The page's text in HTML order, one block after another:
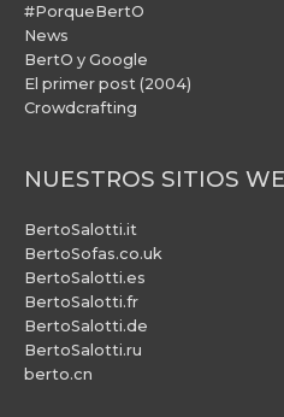
#PorqueBertO
News
BertO y Google
El primer post (2004)
Crowdcrafting
NUESTROS SITIOS
BertoSalotti.it
BertoSofas.co.uk
BertoSalotti.es
BertoSalotti.fr
BertoSalotti.de
BertoSalotti.ru
berto.cn